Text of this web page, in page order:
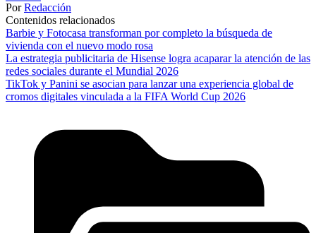
PorRedacción
Contenidos relacionados
Barbie y Fotocasa transforman por completo la búsqueda de
vivienda con el nuevo modo rosa
La estrategia publicitaria de Hisense logra acaparar la atención de las
redes sociales durante el Mundial 2026
TikTok y Panini se asocian para lanzar una experiencia global de
cromos digitales vinculada a la FIFA World Cup 2026